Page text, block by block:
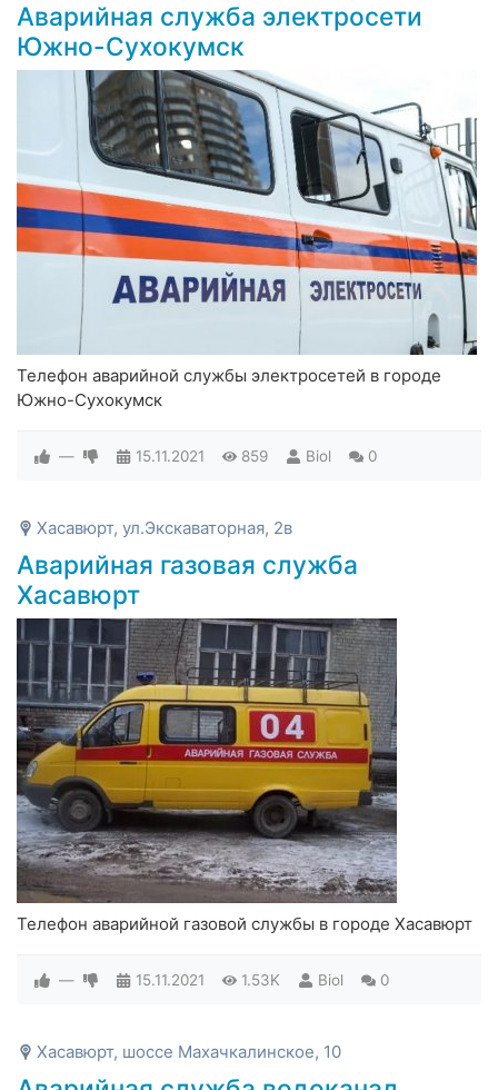
Аварийная служба электросети
Южно-Сухокумск
Телефон аварийной службы электросетей в городе
Южно-Сухокумск
— 15.11.2021 859 Biol 0
Хасавюрт, ул.Экскаваторная, 2в
Аварийная газовая служба
Хасавюрт
Телефон аварийной газовой службы в городе Хасавюрт
— 15.11.2021 1.53K Biol 0
Хасавюрт, шоссе Махачкалинское, 10